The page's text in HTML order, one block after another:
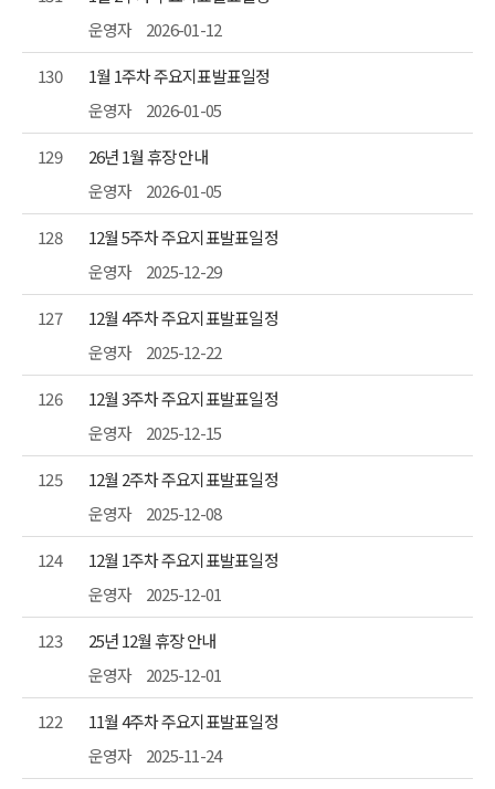
운영자
2026-01-12
130
1월 1주차 주요지표발표일정
운영자
2026-01-05
129
26년 1월 휴장 안내
운영자
2026-01-05
128
12월 5주차 주요지표발표일정
운영자
2025-12-29
127
12월 4주차 주요지표발표일정
운영자
2025-12-22
126
12월 3주차 주요지표발표일정
운영자
2025-12-15
125
12월 2주차 주요지표발표일정
운영자
2025-12-08
124
12월 1주차 주요지표발표일정
운영자
2025-12-01
123
25년 12월 휴장 안내
운영자
2025-12-01
122
11월 4주차 주요지표발표일정
운영자
2025-11-24